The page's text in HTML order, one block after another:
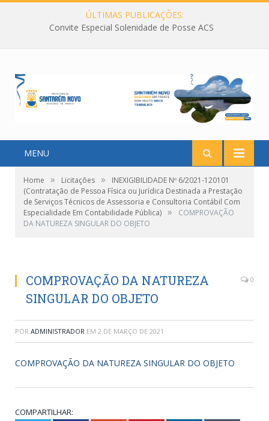
ÚLTIMAS PUBLICAÇÕES:
Convite Especial Solenidade de Posse ACS
MENU
Home » Licitações »
INEXIGIBILIDADE Nº 6/2021-120101
(Contratação de Pessoa Física ou Jurídica Destinada a Prestação
de Serviços Técnicos de Assessoria e Consultoria Contábil Com
Especialidade Em Contabilidade Pública) »
COMPROVAÇÃO
DA NATUREZA SINGULAR DO OBJETO
COMPROVAÇÃO DA NATUREZA
SINGULAR DO OBJETO
0
POR ADMINISTRADOR EM 2 DE MARÇO DE 2021
COMPROVAÇÃO DA NATUREZA SINGULAR DO OBJETO
COMPARTILHAR: